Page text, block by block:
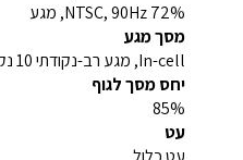
72% NTSC, 90Hz, מגע
מסך מגע
In-cell, מגע רב-נקודתי 10 נקודות
יחס מסך לגוף
85%
עט